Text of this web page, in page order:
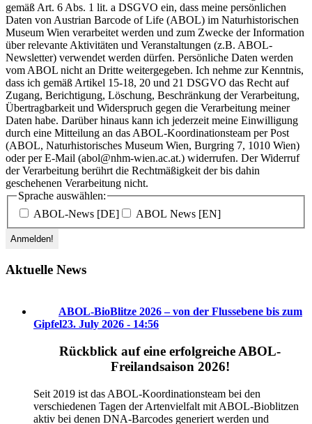
gemäß Art. 6 Abs. 1 lit. a DSGVO ein, dass meine persönlichen
Daten von Austrian Barcode of Life (ABOL) im Naturhistorischen
Museum Wien verarbeitet werden und zum Zwecke der Information
über relevante Aktivitäten und Veranstaltungen (z.B. ABOL-
Newsletter) verwendet werden dürfen. Persönliche Daten werden
vom ABOL nicht an Dritte weitergegeben. Ich nehme zur Kenntnis,
dass ich gemäß Artikel 15-18, 20 und 21 DSGVO das Recht auf
Zugang, Berichtigung, Löschung, Beschränkung der Verarbeitung,
Übertragbarkeit und Widerspruch gegen die Verarbeitung meiner
Daten habe. Darüber hinaus kann ich jederzeit meine Einwilligung
durch eine Mitteilung an das ABOL-Koordinationsteam per Post
(ABOL, Naturhistorisches Museum Wien, Burgring 7, 1010 Wien)
oder per E-Mail (abol@nhm-wien.ac.at.) widerrufen. Der Widerruf
der Verarbeitung berührt die Rechtmäßigkeit der bis dahin
geschehenen Verarbeitung nicht.
Sprache auswählen:
ABOL-News [DE]
ABOL News [EN]
Aktuelle News
ABOL-BioBlitze 2026 – von der Flussebene bis zum
Gipfel23. July 2026 - 14:56
Rückblick auf eine erfolgreiche ABOL-
Freilandsaison 2026!
Seit 2019 ist das ABOL-Koordinationsteam bei den
verschiedenen Tagen der Artenvielfalt mit ABOL-Bioblitzen
aktiv bei denen DNA-Barcodes generiert werden und